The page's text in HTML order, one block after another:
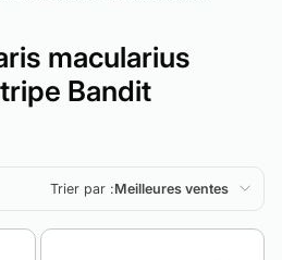
macularius
Bandit
Trier par :Meilleures ventes
En vedette